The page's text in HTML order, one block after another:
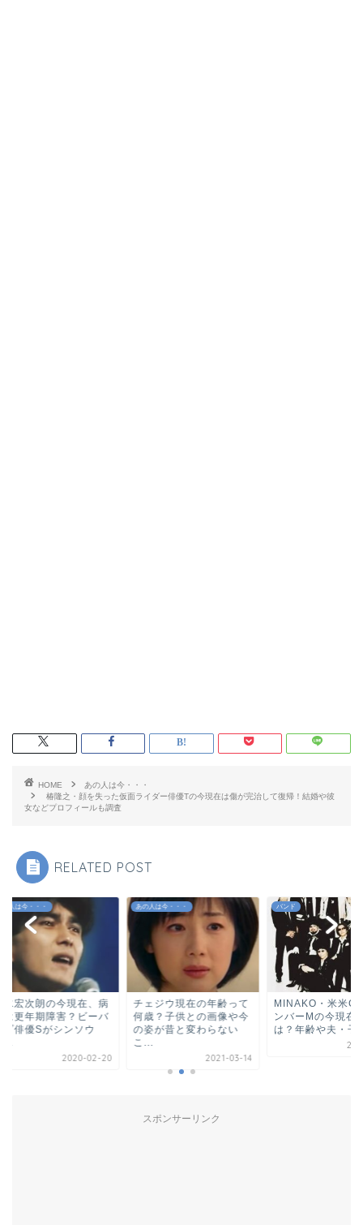
HOME
あの人は今・・・
椿隆之・顔を失った仮面ライダー俳優Tの今現在は傷が完治して復帰！結婚や彼
女などプロフィールも調査
RELATED POST
は今・・・
宏次朗の今現在、病
更年期障害？ビーバ
俳優Sがシンソウ
2020-02-20
あの人は今・・・
チェジウ現在の年齢って
何歳？子供との画像や今
の姿が昔と変わらない
こ...
2021-03-14
バンド
MINAKO・米米
ンバーMの今現在、
は？年齢や夫・子...
スポンサーリンク